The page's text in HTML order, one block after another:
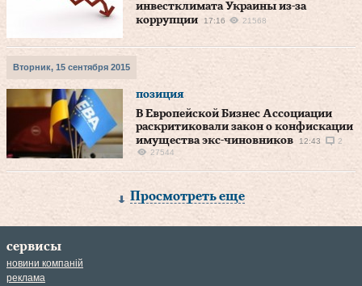
инвестклимата Украины из-за
коррупции
17:16 21568
Вторник, 15 сентября 2015
позиция
В Европейской Бизнес Ассоциации
раскритиковали закон о конфискации
имущества экс-чиновников
12:43
2
27544
Просмотреть еще
сервисы
новини компаній
реклама